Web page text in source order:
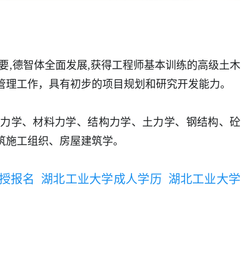
,德智体全面发展,获得工程师基本训练的高级土木
工作，具有初步的项目规划和研究开发能力。
学、材料力学、结构力学、土力学、钢结构、砼
工组织、房屋建筑学。
报名 湖北工业大学成人学历
湖北工业大学